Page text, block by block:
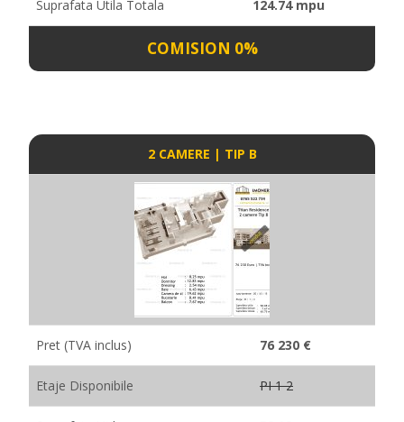
Suprafata Utila Totala 124.74 mpu
COMISION 0%
2 CAMERE | TIP B
Pret (TVA inclus) 76 230 €
Etaje Disponibile PI 1 2